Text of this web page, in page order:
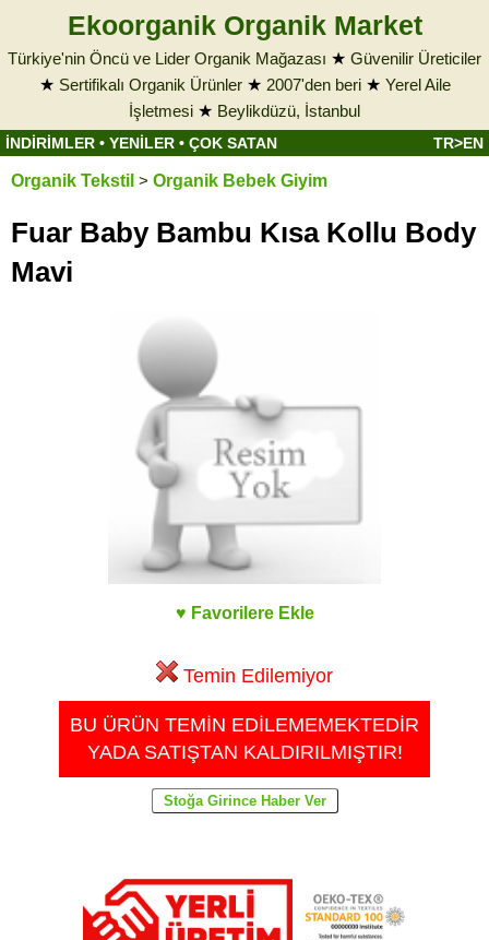
Ekoorganik Organik Market
Türkiye'nin Öncü ve Lider Organik Mağazası ★ Güvenilir Üreticiler
★ Sertifikalı Organik Ürünler★ 2007'den beri★ Yerel Aile
İşletmesi ★ Beylikdüzü, İstanbul
İNDİRİMLER • YENİLER • ÇOK SATAN TR>EN
Organik Tekstil > Organik Bebek Giyim
Fuar Baby Bambu Kısa Kollu Body
Mavi
♥ Favorilere Ekle
Temin Edilemiyor
BU ÜRÜN TEMİN EDİLEMEMEKTEDİR
YADA SATIŞTAN KALDIRILMIŞTIR!